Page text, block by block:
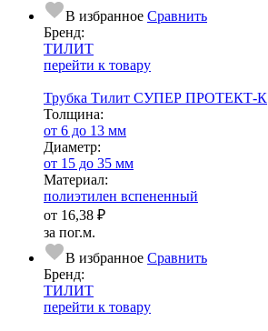
В избранное Сравнить
Бренд:
ТИЛИТ
перейти к товару
Трубка Тилит СУПЕР ПРОТЕКТ-К
Тол­щи­на:
от 6 до 13 мм
Диаметр:
от 15 до 35 мм
Ма­­те­­ри­­ал:
полиэтилен вспененный
от 16,38 ₽
за пог.м.
В избранное Сравнить
Бренд:
ТИЛИТ
перейти к товару